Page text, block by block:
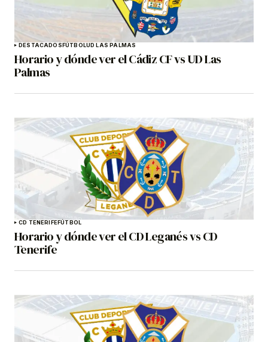
DESTACADOSFÚTBOLUD LAS PALMAS
Horario y dónde ver el Cádiz CF vs UD Las
Palmas
CD TENERIFEFÚTBOL
Horario y dónde ver el CD Leganés vs CD
Tenerife